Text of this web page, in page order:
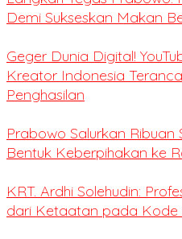
Demi Sukseskan Makan
Geger Dunia Digital!
Kreator Indonesia
Penghasilan
Prabowo Salurkan Ribuan
Bentuk Keberpihakan ke
KRT. Ardhi Solehudin:
dari Ketaatan pada Kode